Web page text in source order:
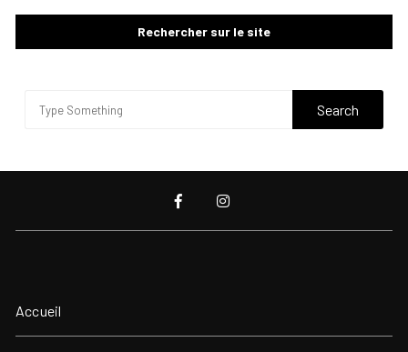
Rechercher sur le site
Accueil